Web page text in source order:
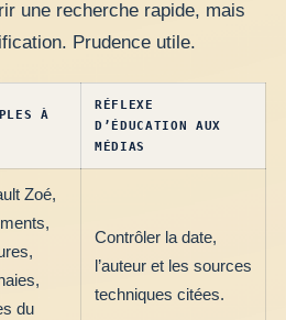
une recherche rapide, mais
Prudence utile.
À
RÉFLEXE
D’ÉDUCATION AUX
MÉDIAS
Zoé,
du
Contrôler la date,
l’auteur et les sources
techniques citées.